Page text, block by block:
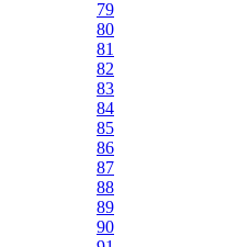
79
80
81
82
83
84
85
86
87
88
89
90